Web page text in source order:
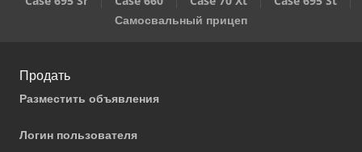
Самосвальный прицеп
Продать
Разместить объявления
Логин пользователя